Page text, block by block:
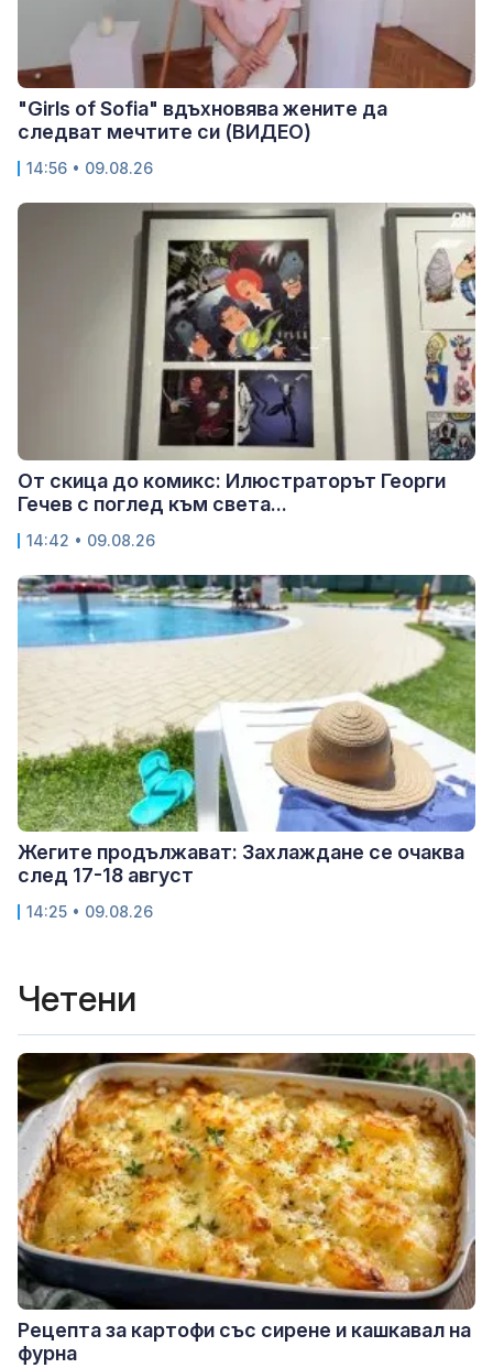
"Girls of Sofia" вдъхновява жените да
следват мечтите си (ВИДЕО)
14:56 • 09.08.26
От скица до комикс: Илюстраторът Георги
Гечев с поглед към света...
14:42 • 09.08.26
Жегите продължават: Захлаждане се очаква
след 17-18 август
14:25 • 09.08.26
Четени
Рецепта за картофи със сирене и кашкавал на
фурна